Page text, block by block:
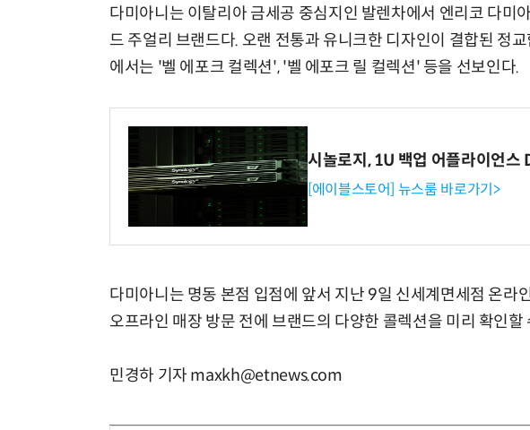
다미아니는 이탈리아 금세공 중심지인 발렌차에서 엔리코 다미
드 주얼리 브랜드다. 오랜 전통과 유니크한 디자인이 결합된 정
에서는 '벨 에포크 컬렉션', '벨 에포크 릴 컬렉션' 등을 선보인다.
시놀로지, 1U 백업 어플라이언스
[에이블스토어] 뉴스룸 바로가기>
다미아니는 명동 본점 입점에 앞서 지난 9일 신세계면세점 온라
오프라인 매장 방문 전에 브랜드의 다양한 콜렉션을 미리 확인할
민경하 기자 maxkh@etnews.com